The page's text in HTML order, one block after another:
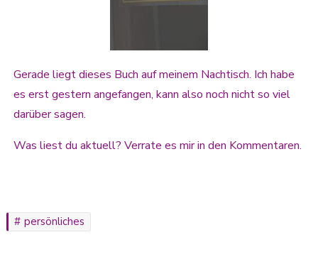
Gerade liegt dieses Buch auf meinem Nachtisch. Ich habe
es erst gestern angefangen, kann also noch nicht so viel
darüber sagen.
Was liest du aktuell? Verrate es mir in den Kommentaren.
persönliches